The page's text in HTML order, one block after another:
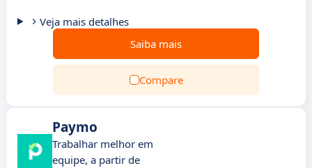
Veja mais detalhes
Saiba mais
Compare
Paymo
Trabalhar melhor em
equipe, a partir de